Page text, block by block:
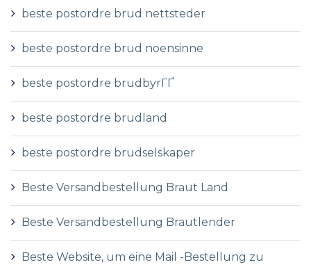
beste postordre brud nettsteder
beste postordre brud noensinne
beste postordre brudbyrГҐ
beste postordre brudland
beste postordre brudselskaper
Beste Versandbestellung Braut Land
Beste Versandbestellung Brautlender
Beste Website, um eine Mail -Bestellung zu